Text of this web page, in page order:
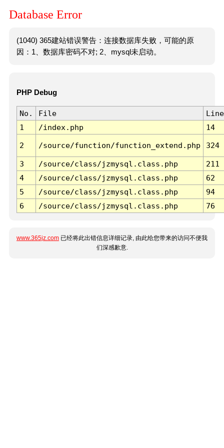
Database Error
(1040) 365建站错误警告：连接数据库失败，可能的原
因：1、数据库密码不对; 2、mysql未启动。
PHP Debug
No. File
Line
1
/index.php 14
2 /source/function/function_extend.php 324
3 /source/class/jzmysql.class.php
211
4
/source/class/jzmysql.class.php
62
5
/source/class/jzmysql.class.php
94
6
/source/class/jzmysql.class.php 76
www.365jz.com 已经将此出错信息详细记录, 由此给您带来的访问不便我
们深感歉意.